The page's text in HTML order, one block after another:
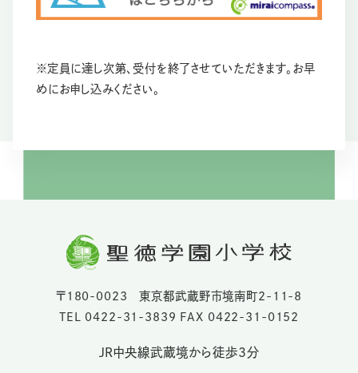
※定員に達し次第、受付を終了させていただきます。お早
めにお申し込みください。
〒180-0023 東京都武蔵野市境南町2-11-8
TEL 0422-31-3839 FAX 0422-31-0152
JR中央線武蔵境から徒歩3分